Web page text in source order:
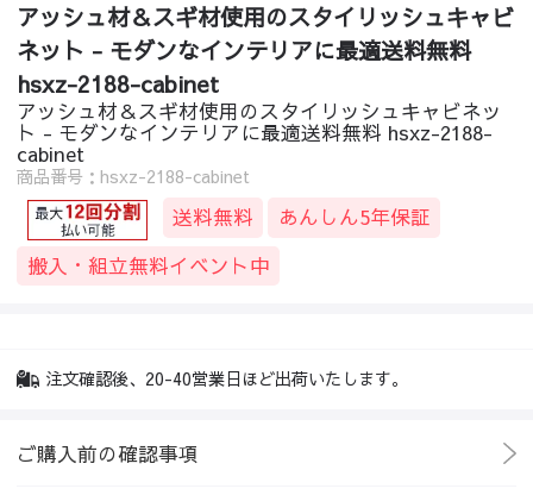
アッシュ材＆スギ材使用のスタイリッシュキャビ
ネット - モダンなインテリアに最適送料無料
hsxz-2188-cabinet
アッシュ材＆スギ材使用のスタイリッシュキャビネッ
ト - モダンなインテリアに最適送料無料 hsxz-2188-
cabinet
商品番号：hsxz-2188-cabinet
送料無料
あんしん5年保証
搬入・組立無料イベント中
注文確認後、20-40営業日ほど出荷いたします。
ご購入前の確認事項